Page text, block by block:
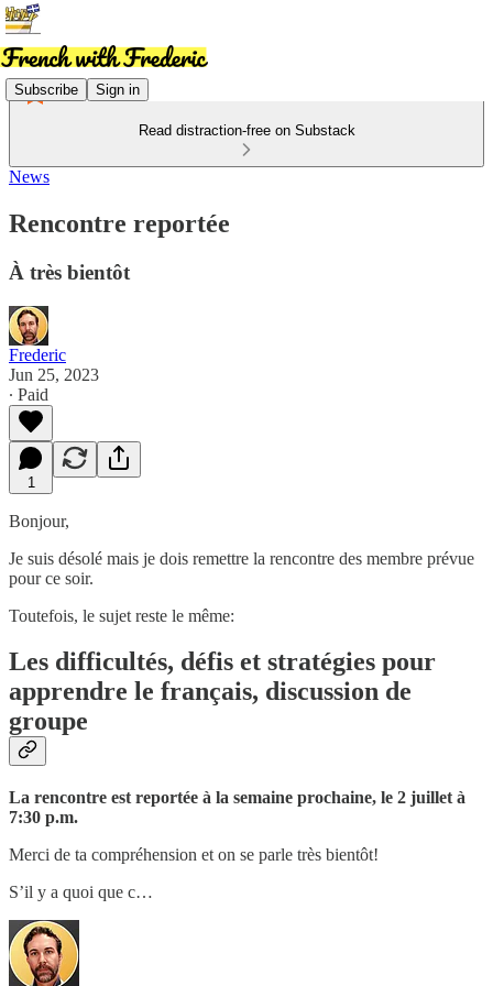
Subscribe Sign in
Read distraction-free on Substack
News
Rencontre reportée
À très bientôt
Frederic
Jun 25, 2023
∙ Paid
1
Bonjour,
Je suis désolé mais je dois remettre la rencontre des membre prévue
pour ce soir.
Toutefois, le sujet reste le même:
Les difficultés, défis et stratégies pour
apprendre le français, discussion de
groupe
La rencontre est reportée à la semaine prochaine, le 2 juillet à
7:30 p.m.
Merci de ta compréhension et on se parle très bientôt!
S’il y a quoi que c…